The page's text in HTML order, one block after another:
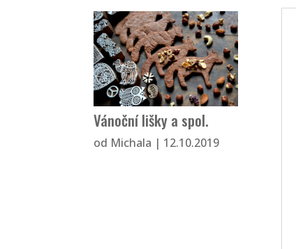
Vánoční lišky a spol.
od Michala | 12.10.2019